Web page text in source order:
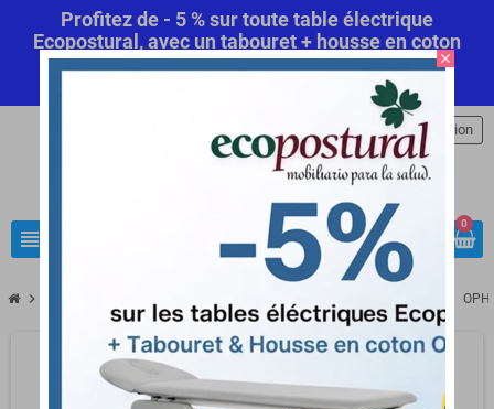
Profitez de - 5 % sur toute table électrique
Ecopostural, avec un tabouret + housse en coton
offert! Code Promo AutomatiqueCommandez
view_headline search
0
person Connexion
chevron_right
close